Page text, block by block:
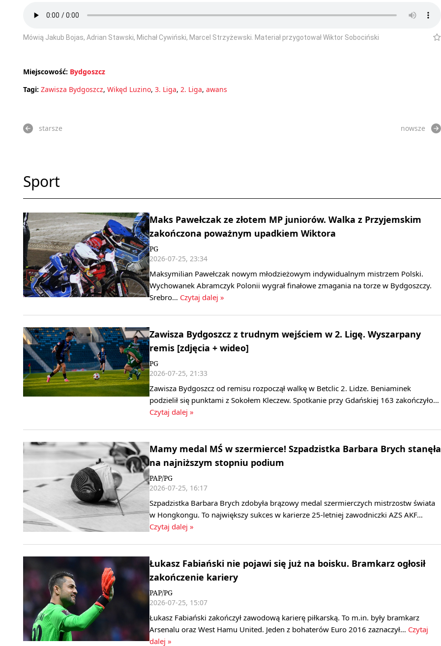
Mówią Jakub Bojas, Adrian Stawski, Michał Cywiński, Marcel Strzyżewski. Materiał przygotował Wiktor Sobociński
Miejscowość: Bydgoszcz
Tagi: Zawisza Bydgoszcz, Wikęd Luzino, 3. Liga, 2. Liga, awans
starsze nowsze
Sport
Maks Pawełczak ze złotem MP juniorów. Walka z Przyjemskim
zakończona poważnym upadkiem Wiktora
PG
2026-07-25, 23:34
Maksymilian Pawełczak nowym młodzieżowym indywidualnym mistrzem Polski.
Wychowanek Abramczyk Polonii wygrał finałowe zmagania na torze w Bydgoszczy.
Srebro… Czytaj dalej »
Zawisza Bydgoszcz z trudnym wejściem w 2. Ligę. Wyszarpany
remis [zdjęcia + wideo]
PG
2026-07-25, 21:33
Zawisza Bydgoszcz od remisu rozpoczął walkę w Betclic 2. Lidze. Beniaminek
podzielił się punktami z Sokołem Kleczew. Spotkanie przy Gdańskiej 163 zakończyło…
Czytaj dalej »
Mamy medal MŚ w szermierce! Szpadzistka Barbara Brych stanęła
na najniższym stopniu podium
PAP/PG
2026-07-25, 16:17
Szpadzistka Barbara Brych zdobyła brązowy medal szermierczych mistrzostw świata
w Hongkongu. To największy sukces w karierze 25-letniej zawodniczki AZS AKF…
Czytaj dalej »
Łukasz Fabiański nie pojawi się już na boisku. Bramkarz ogłosił
zakończenie kariery
PAP/PG
2026-07-25, 15:07
Łukasz Fabiański zakończył zawodową karierę piłkarską. To m.in. były bramkarz
Arsenalu oraz West Hamu United. Jeden z bohaterów Euro 2016 zaznaczył… Czytaj
dalej »